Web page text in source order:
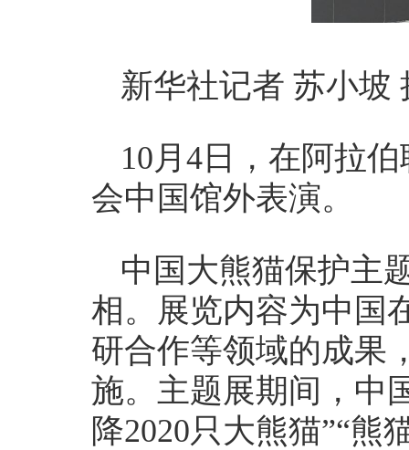
新华社记者 苏小坡
10月4日，在阿拉
会中国馆外表演。
中国大熊猫保护主
相。展览内容为中国
研合作等领域的成果
施。主题展期间，中
降2020只大熊猫”“熊